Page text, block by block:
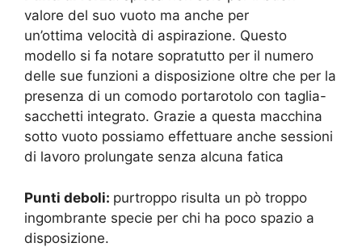
valore del suo vuoto ma anche per
un’ottima velocità di aspirazione. Questo
modello si fa notare sopratutto per il numero
delle sue funzioni a disposizione oltre che per la
presenza di un comodo portarotolo con taglia-
sacchetti integrato. Grazie a questa macchina
sotto vuoto possiamo effettuare anche sessioni
di lavoro prolungate senza alcuna fatica
Punti deboli: purtroppo risulta un pò troppo
ingombrante specie per chi ha poco spazio a
disposizione.